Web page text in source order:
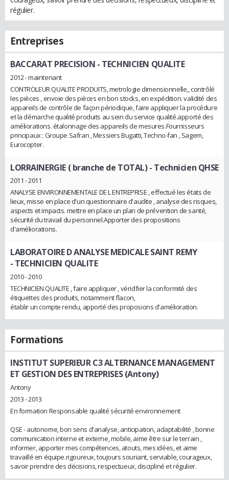
régulier.
Entreprises
BACCARAT PRECISION - TECHNICIEN QUALITE
2012 - maintenant
CONTRÖLEUR QUALITE PRODUITS, metrologie dimensionnelle,, contrôlé
les pièces , envoie des pièces en bon stocks, en expédition. validité des
appareils de contrôle de façon périodique, faire appliquer la procédure
et la démarche qualité produits au sein du service qualité.apporté des
améliorations. étalonnage des appareils de mesures.Fournisseurs
principaux : Groupe Safran , Messiers Bugatti, Techno-fan , Sagem,
Eurocopter.
LORRAINERGIE ( branche de TOTAL)- Technicien QHSE
2011 - 2011
ANALYSE ENVIRONNEMENTALE DE L ENTREPRISE , effectué les états de
lieux, misse en place d'un questionnaire d'audite , analyse des risques,
aspects et impacts. mettre en place un plan de prévention de santé,
sécurité du travail du personnel.Apporter des propositions
d'améliorations.
LABORATOIRE D ANALYSE MEDICALE SAINT REMY
- TECHNICIEN QUALITE
2010 - 2010
TECHNICIEN QUALITE , faire appliquer , véridfier la conformité des
étiquettes des produits, notamment flacon,
établir un compte rendu, apporté des proposions d'amélioration.
Formations
INSTITUT SUPERIEUR C3 ALTERNANCE MANAGEMENT
ET GESTION DES ENTREPRISES (Antony)
Antony
2013 - 2013
En formation Responsable qualité sécurité environnement
QSE - autonome, bon sens d'analyse, anticipation, adaptabilité , bonne
communication interne et externe, mobile, aime être sur le terrain ,
informer, apporter mes compétences, atouts, mes idées, et aime
travaillé en équipe.rigoureux, toujours souriant, serviable, courageux,
savoir prendre des décisions, respectueux, discipliné et régulier.